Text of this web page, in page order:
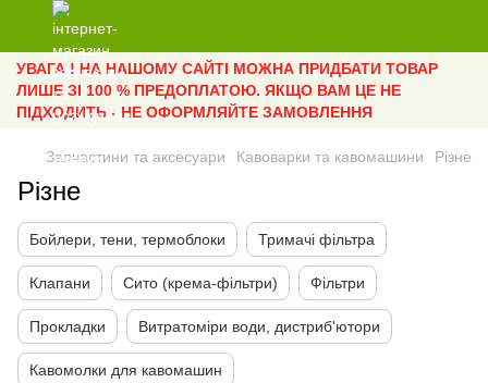
УВАГА ! НА НАШОМУ САЙТІ МОЖНА ПРИДБАТИ ТОВАР
ЛИШЕ ЗІ 100 % ПРЕДОПЛАТОЮ. ЯКЩО ВАМ ЦЕ НЕ
ПІДХОДИТЬ - НЕ ОФОРМЛЯЙТЕ ЗАМОВЛЕННЯ
Запчастини та аксесуари Кавоварки та кавомашини Різне
Різне
Бойлери, тени, термоблоки Тримачі фільтра
Клапани Сито (крема-фільтри) Фільтри
Прокладки Витратоміри води, дистриб'ютори
Кавомолки для кавомашин